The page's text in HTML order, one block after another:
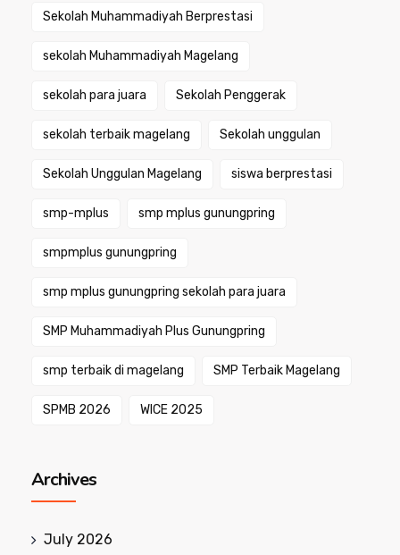
Sekolah Muhammadiyah Berprestasi
sekolah Muhammadiyah Magelang
sekolah para juara Sekolah Penggerak
sekolah terbaik magelang Sekolah unggulan
Sekolah Unggulan Magelang siswa berprestasi
smp-mplus smp mplus gunungpring
smpmplus gunungpring
smp mplus gunungpring sekolah para juara
SMP Muhammadiyah Plus Gunungpring
smp terbaik di magelang SMP Terbaik Magelang
SPMB 2026 WICE 2025
Archives
July 2026